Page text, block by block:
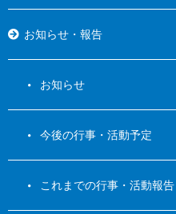
お知らせ・報告
お知らせ
今後の行事・活動予定
これまでの行事・活動報告